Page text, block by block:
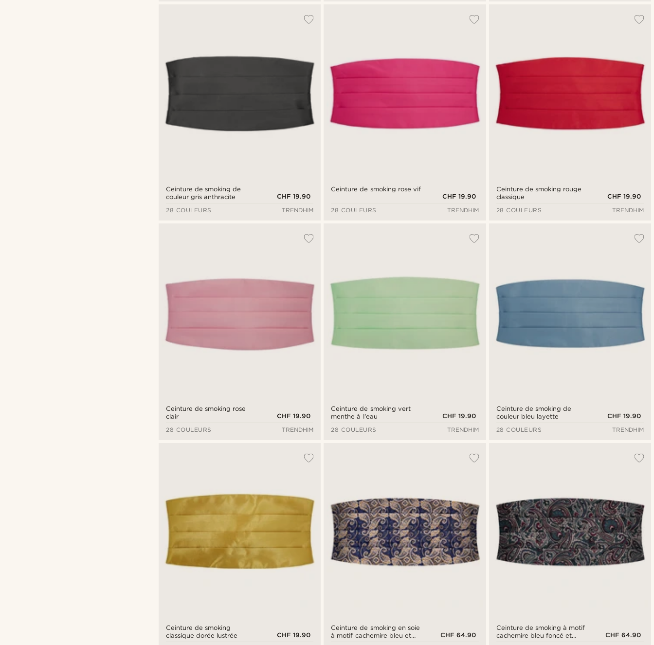
Ceinture de smoking de
couleur gris anthracite
CHF 19.90
28 COULEURS
TRENDHIM
Ceinture de smoking rose vif
CHF 19.90
28 COULEURS
TRENDHIM
Ceinture de smoking rouge
classique
CHF 19.90
28 COULEURS
TRENDHIM
Ceinture de smoking rose
clair
CHF 19.90
28 COULEURS
TRENDHIM
Ceinture de smoking vert
menthe à l'eau
CHF 19.90
28 COULEURS
TRENDHIM
Ceinture de smoking de
couleur bleu layette
CHF 19.90
28 COULEURS
TRENDHIM
Ceinture de smoking
classique dorée lustrée
CHF 19.90
Ceinture de smoking en soie
à motif cachemire bleu et
CHF 64.90
Ceinture de smoking à motif
cachemire bleu foncé et
CHF 64.90